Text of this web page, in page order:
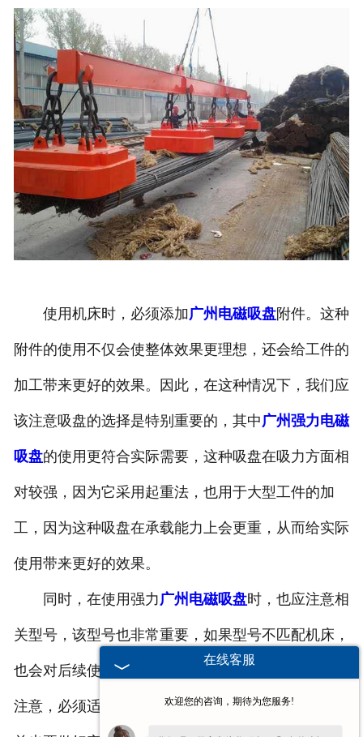
使用机床时，必须添加广州电磁吸盘附件。这种
附件的使用不仅会使整体效果更理想，还会给工件的
加工带来更好的效果。因此，在这种情况下，我们应
该注意吸盘的选择是特别重要的，其中广州强力电磁
吸盘的使用更符合实际需要，这种吸盘在吸力方面相
对较强，因为它采用起重法，也用于大型工件的加
工，因为这种吸盘在承载能力上会更重，从而给实际
使用带来更好的效果。
同时，在使用强力广州电磁吸盘时，也应注意相
关型号，该型号也非常重要，如果型号不匹配机床，
也会对后续使用产生很大影响，因此在这种情况下应
注意，必须适合机床的实际使用。当然，在实际操作
在线客服
欢迎您的咨询，期待为您服务!